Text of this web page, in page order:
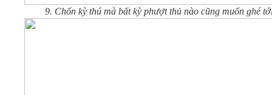
9. Chốn kỳ thú mà bất kỳ phượt thủ nào cũng muốn ghé